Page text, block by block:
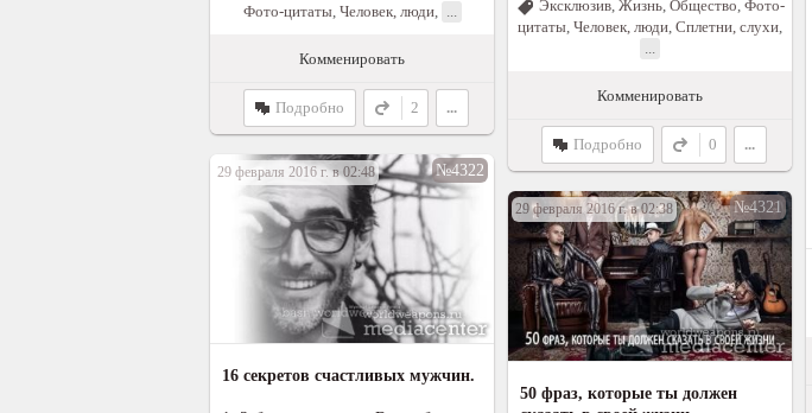
Фото-цитаты, Человек, люди,
Комменировать
Подробно 2 ...
Эксклюзив, Жизнь, Общество, Фото-
цитаты, Человек, люди, Сплетни, слухи,
...
Комменировать
Подробно 0 ...
29 февраля 2016 г. в 02:48 №4322
16 секретов счастливых мужчин.
29 февраля 2016 г. в 02:38 №4321
50 фраз, которые ты должен